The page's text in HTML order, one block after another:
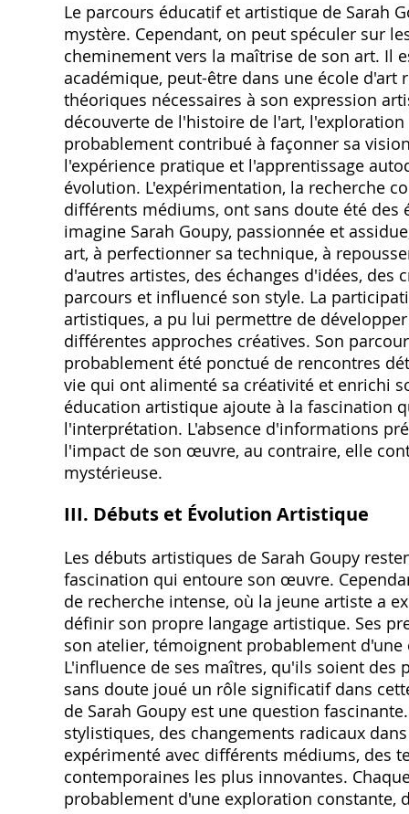
Le parcours éducatif et artistique de Sarah
mystère. Cependant‚ on peut spéculer sur
cheminement vers la maîtrise de son art. Il
académique‚ peut-être dans une école
théoriques nécessaires à son expression
découverte de l'histoire de l'art‚
probablement contribué à façonner sa
l'expérience pratique et l'apprentissage
évolution. L'expérimentation‚ la recherche
différents médiums‚ ont sans doute été
imagine Sarah Goupy‚ passionnée et
art‚ à perfectionner sa technique‚ à
d'autres artistes‚ des échanges d'idées‚
parcours et influencé son style. La
artistiques‚ a pu lui permettre de
différentes approches créatives. Son
probablement été ponctué de rencontres
vie qui ont alimenté sa créativité et enrichi
éducation artistique ajoute à la fascination
l'interprétation. L'absence d'informations
l'impact de son œuvre‚ au contraire‚ elle
mystérieuse.
III. Débuts et Évolution Artistique
Les débuts artistiques de Sarah Goupy
fascination qui entoure son œuvre.
de recherche intense‚ où la jeune artiste a
définir son propre langage artistique. Ses
son atelier‚ témoignent probablement
L'influence de ses maîtres‚ qu'ils soient des
sans doute joué un rôle significatif dans
de Sarah Goupy est une question
stylistiques‚ des changements radicaux
expérimenté avec différents médiums‚ des
contemporaines les plus innovantes.
probablement d'une exploration constante‚